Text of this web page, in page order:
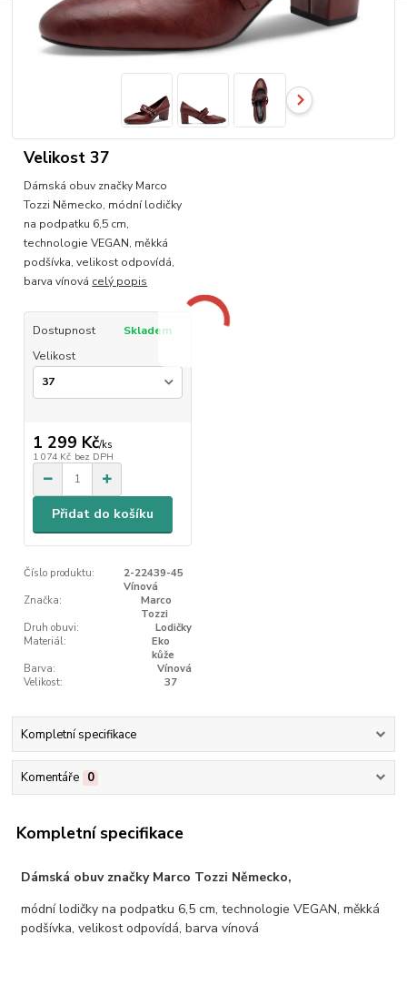
Velikost 37
Dámská obuv značky Marco
Tozzi Německo, módní lodičky
na podpatku 6,5 cm,
technologie VEGAN, měkká
podšívka, velikost odpovídá,
barva vínová celý popis
Dostupnost
Skladem
Velikost
1 299 Kč/ks
1 074 Kč bez DPH
Přidat do košíku
Číslo produktu:
2-22439-45
Vínová
Značka:
Marco
Tozzi
Druh obuvi:
Lodičky
Materiál:
Eko
kůže
Barva:
Vínová
Velikost:
37
Kompletní specifikace
Komentáře 0
Kompletní specifikace
Dámská obuv značky Marco Tozzi Německo,
módní lodičky na podpatku 6,5 cm, technologie VEGAN, měkká
podšívka, velikost odpovídá, barva vínová